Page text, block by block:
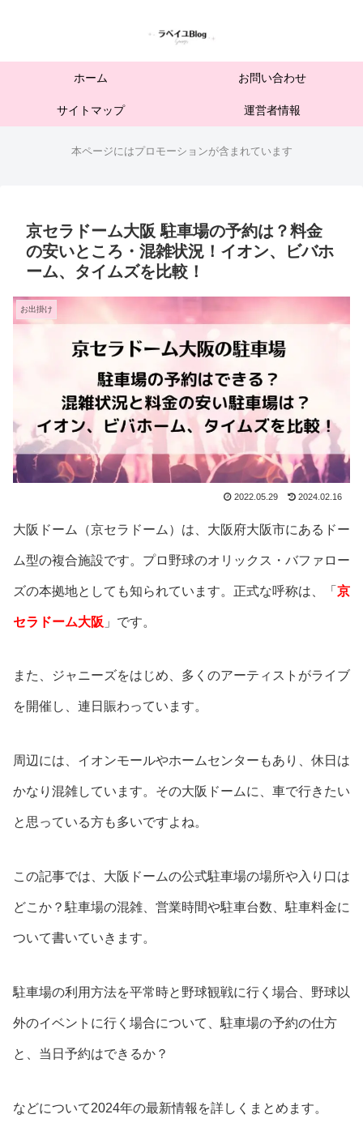
ホーム お問い合わせ
サイトマップ 運営者情報
本ページにはプロモーションが含まれています
京セラドーム大阪 駐車場の予約は？料金
の安いところ・混雑状況！イオン、ビバホ
ーム、タイムズを比較！
お出掛け
2022.05.29 2024.02.16
大阪ドーム（京セラドーム）は、大阪府大阪市にあるドー
ム型の複合施設です。プロ野球のオリックス・バファロー
ズの本拠地としても知られています。正式な呼称は、「 京
セラドーム大阪 」です。
また、ジャニーズをはじめ、多くのアーティストがライブ
を開催し、連日賑わっています。
周辺には、イオンモールやホームセンターもあり、休日は
かなり混雑しています。その大阪ドームに、車で行きたい
と思っている方も多いですよね。
この記事では、大阪ドームの公式駐車場の場所や入り口は
どこか？駐車場の混雑、営業時間や駐車台数、駐車料金に
ついて書いていきます。
駐車場の利用方法を平常時と野球観戦に行く場合、野球以
外のイベントに行く場合について、駐車場の予約の仕方
と、当日予約はできるか？
などについて2024年の最新情報を詳しくまとめます。